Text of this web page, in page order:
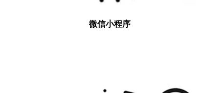
微信小程序